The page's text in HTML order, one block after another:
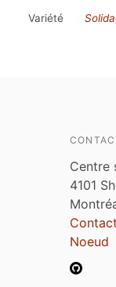
Variété
Centre
4101
Noeud